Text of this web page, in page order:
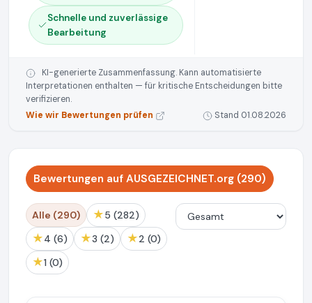
Schnelle und zuverlässige
Bearbeitung
KI-generierte Zusammenfassung. Kann automatisierte
Interpretationen enthalten — für kritische Entscheidungen bitte
verifizieren.
Wie wir Bewertungen prüfen
Stand 01.08.2026
Bewertungen auf AUSGEZEICHNET.org (290)
Alle (290) ★ 5 (282)
★ 4 (6) ★ 3 (2) ★ 2 (0)
★ 1 (0)